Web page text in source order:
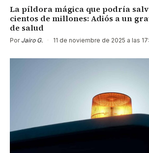
La píldora mágica que podría
cientos de millones: Adiós a un
de salud
Por Jairo G. · 11 de noviembre de 2025 a las